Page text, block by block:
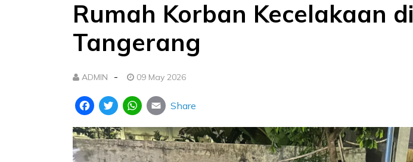
Rumah Korban Kecelakaan di
Tangerang
ADMIN - 09 May 2026
FacebookTwitterWhatsApp
Email
Share